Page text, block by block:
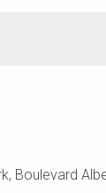
Boulevard